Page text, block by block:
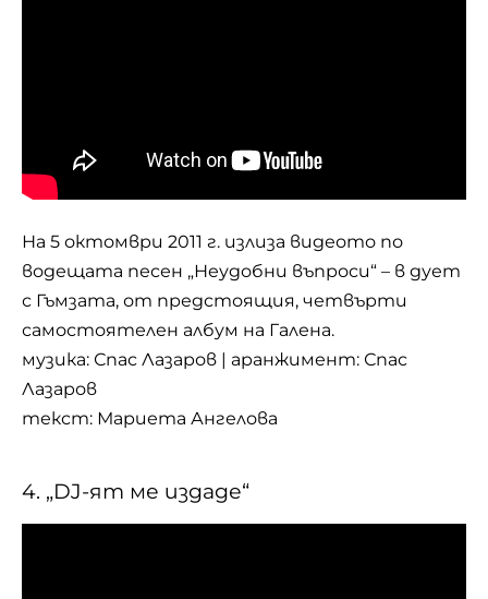
На 5 октомври 2011 г. излиза видеото по
водещата песен „Неудобни въпроси“ – в дует
с Гъмзата, от предстоящия, четвърти
самостоятелен албум на Галена.
музика: Спас Лазаров | аранжимент: Спас
Лазаров
текст: Мариета Ангелова
4. „DJ-ят ме издаде“